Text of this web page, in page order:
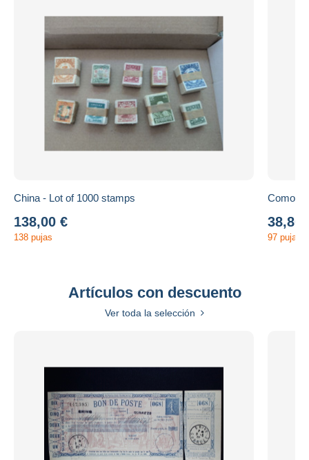
China - Lot of 1000 stamps
138,00 €
138 pujas
38,80
97 pujas
Artículos con descuento
Ver toda la selección